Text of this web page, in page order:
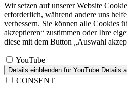
Wir setzen auf unserer Website
erforderlich, während andere uns
verbessern. Sie können alle Cookies
akzeptieren“ zustimmen oder Ihre
diese mit dem Button „Auswahl
YouTube
Details einblenden für YouTube Details
CONSENT